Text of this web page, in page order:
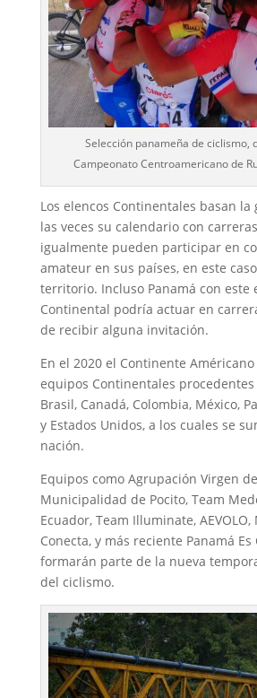
Selección panameña de ciclismo,
Campeonato Centroamericano de
Los elencos Continentales basan la
las veces su calendario con
igualmente pueden participar en
amateur en sus países, en este
territorio. Incluso Panamá con este
Continental podría actuar en
de recibir alguna invitación.
En el 2020 el Continente
equipos Continentales
Brasil, Canadá, Colombia, México,
y Estados Unidos, a los cuales se
nación.
Equipos como Agrupación Virgen
Municipalidad de Pocito, Team
Ecuador, Team Illuminate, AEVOLO,
Conecta, y más reciente Panamá
formarán parte de la nueva
del ciclismo.